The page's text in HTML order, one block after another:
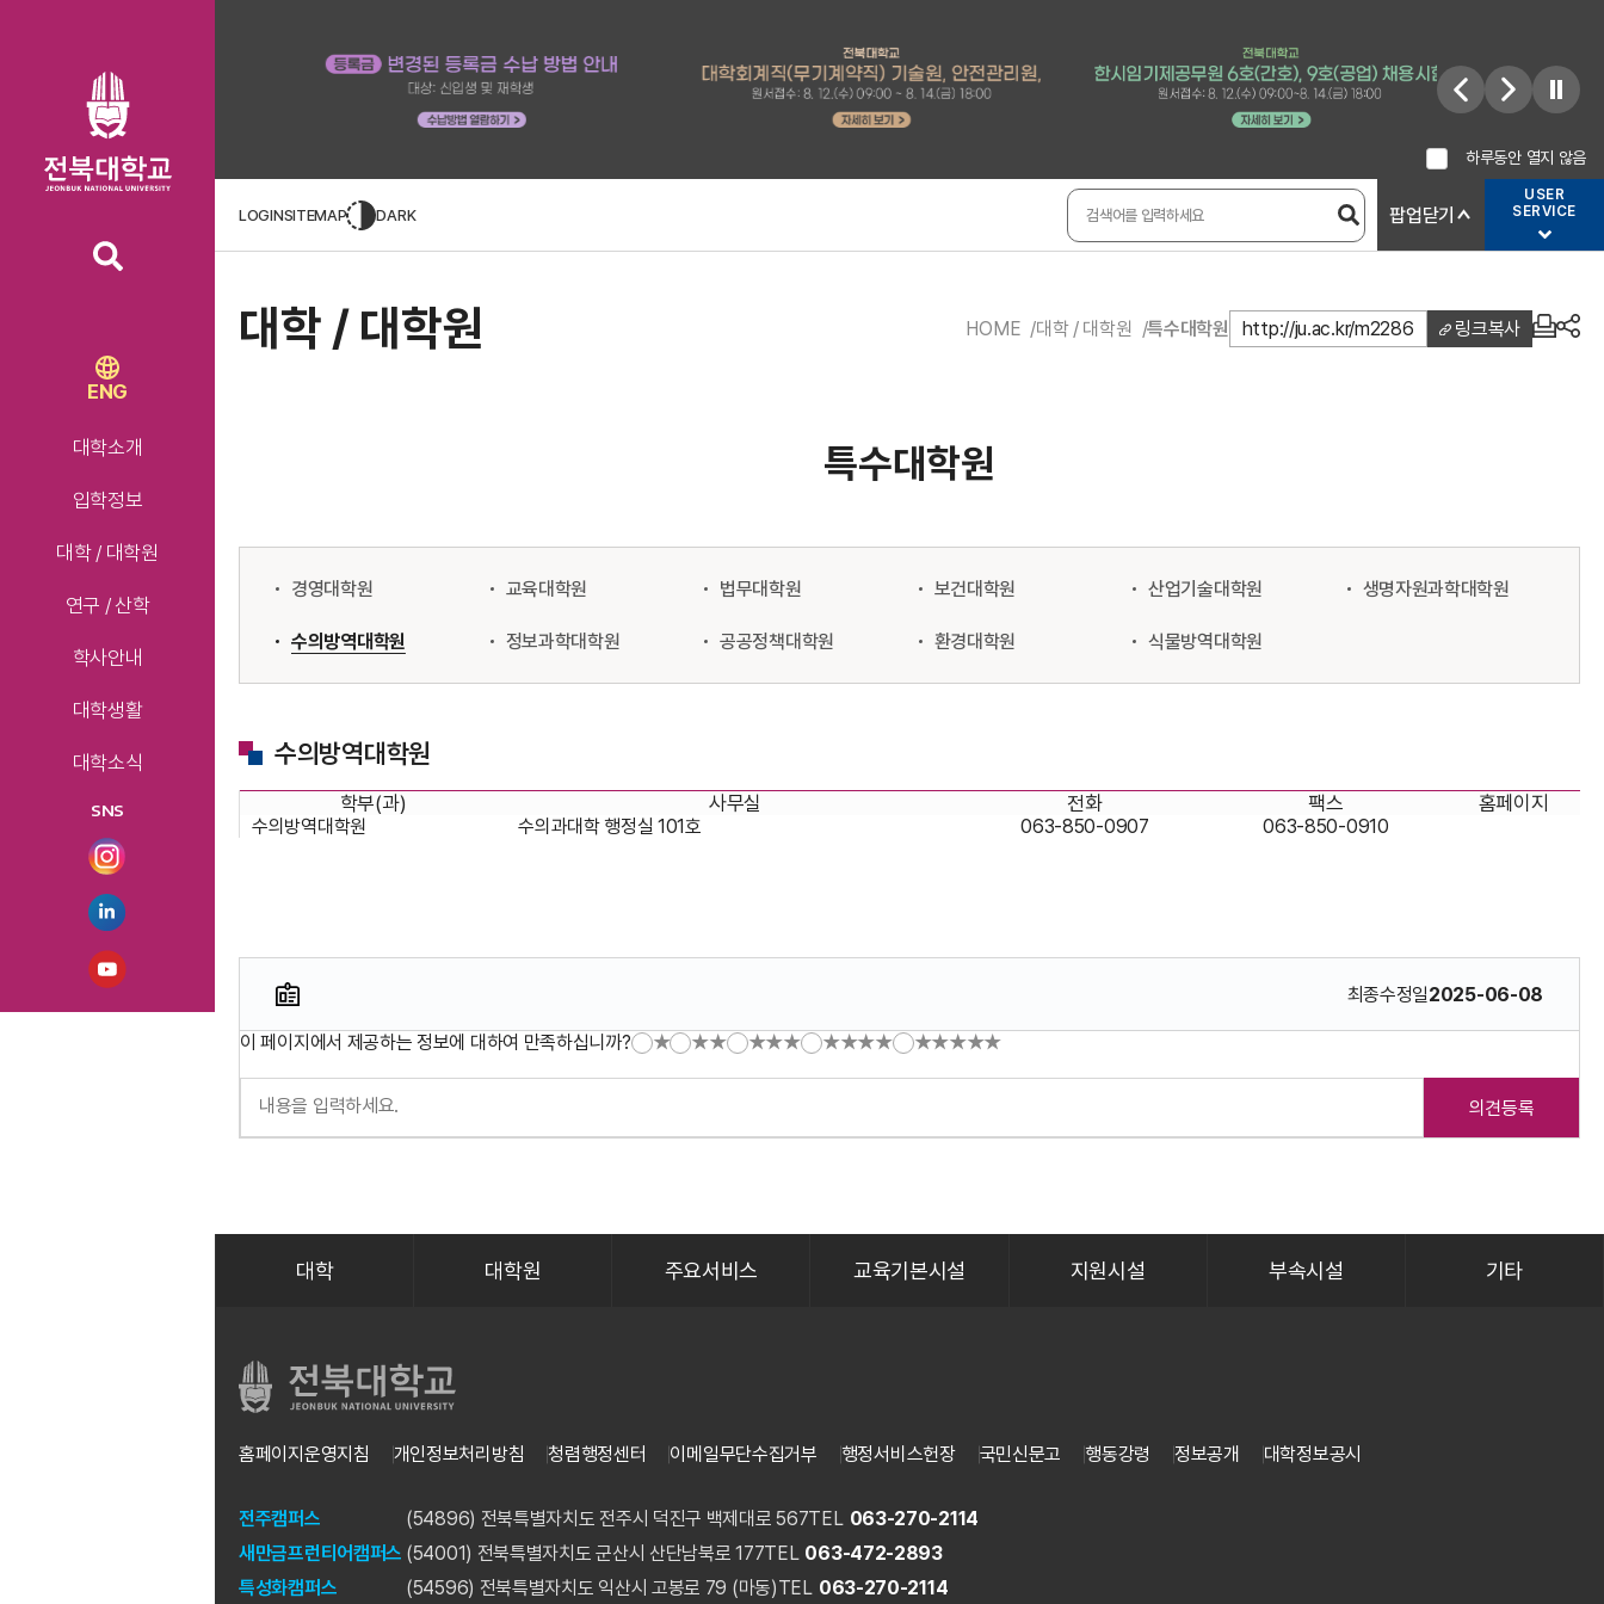
하루동안 열지 않음
ENG
대학소개
입학정보
대학 / 대학원
연구 / 산학
학사안내
대학생활
대학소식
SNS
LOGINSITEMAP DARK 팝업닫기
USER
SERVICE
대학 / 대학원 HOME 대학 / 대학원 특수대학원 http://ju.ac.kr/m2286 링크복사
특수대학원
경영대학원 교육대학원 법무대학원 보건대학원 산업기술대학원 생명자원과학대학원
수의방역대학원 정보과학대학원 공공정책대학원 환경대학원 식물방역대학원
수의방역대학원
학부(과) 사무실 전화 팩스 홈페이지
수의방역대학원 수의과대학 행정실 101호 063-850-0907 063-850-0910
최종수정일2025-06-08
이 페이지에서 제공하는 정보에 대하여 만족하십니까? ★ ★★ ★★★ ★★★★ ★★★★★
의견등록
대학 대학원 주요서비스 교육기본시설 지원시설 부속시설 기타
홈페이지운영지침 개인정보처리방침 청렴행정센터 이메일무단수집거부 행정서비스헌장 국민신문고 행동강령 정보공개 대학정보공시
전주캠퍼스 (54896) 전북특별자치도 전주시 덕진구 백제대로 567TEL 063-270-2114
새만금프런티어캠퍼스 (54001) 전북특별자치도 군산시 산단남북로 177TEL 063-472-2893
특성화캠퍼스
(54596) 전북특별자치도 익산시 고봉로 79 (마동)TEL 063-270-2114